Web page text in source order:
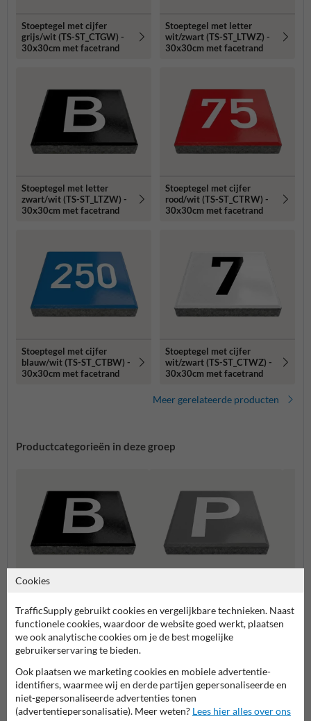
Stoeptegel met cijfer
grijs/wit (TS-ST_CTGW) -
30x30cm met facetrand
Stoeptegel met letter
wit/zwart (TS-ST_LTWZ) -
30x30cm met facetrand
Stoeptegel met letter
zwart/wit (TS-ST_LTZW) -
30x30cm met facetrand
Stoeptegel met cijfer
rood/wit (TS-ST_CTRW) -
30x30cm met facetrand
Stoeptegel met cijfer
blauw/wit (TS-ST_CTBW) -
30x30cm met facetrand
Stoeptegel met cijfer
wit/zwart (TS-ST_CTWZ) -
30x30cm met facetrand
Meer gerelateerde producten
Productcategorieën in deze groep
Stoeptegels bedrukken
Cookies
TrafficSupply gebruikt cookies en vergelijkbare technieken. Naast
functionele cookies, waardoor de website goed werkt, plaatsen
we ook analytische cookies om je de best mogelijke
gebruikerservaring te bieden.
Ook plaatsen we marketing cookies en mobiele advertentie-
identifiers, waarmee wij en derde partijen gepersonaliseerde en
niet-gepersonaliseerde advertenties tonen
(advertentiepersonalisatie). Meer weten? Lees hier alles over ons